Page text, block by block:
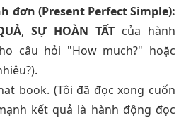
đơn (Present Perfect Simple):
, SỰ HOÀN TẤT của hành
câu hỏi "How much?" hoặc
book. (Tôi đã đọc xong cuốn
kết quả là hành động đọc